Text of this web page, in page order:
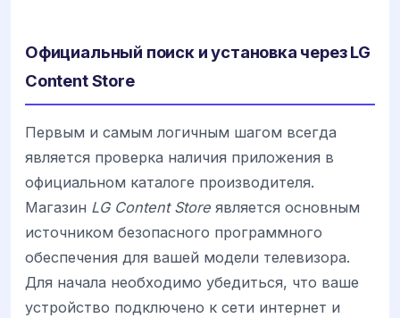
Официальный поиск и установка через LG
Content Store
Первым и самым логичным шагом всегда
является проверка наличия приложения в
официальном каталоге производителя.
Магазин LG Content Store является основным
источником безопасного программного
обеспечения для вашей модели телевизора.
Для начала необходимо убедиться, что ваше
устройство подключено к сети интернет и